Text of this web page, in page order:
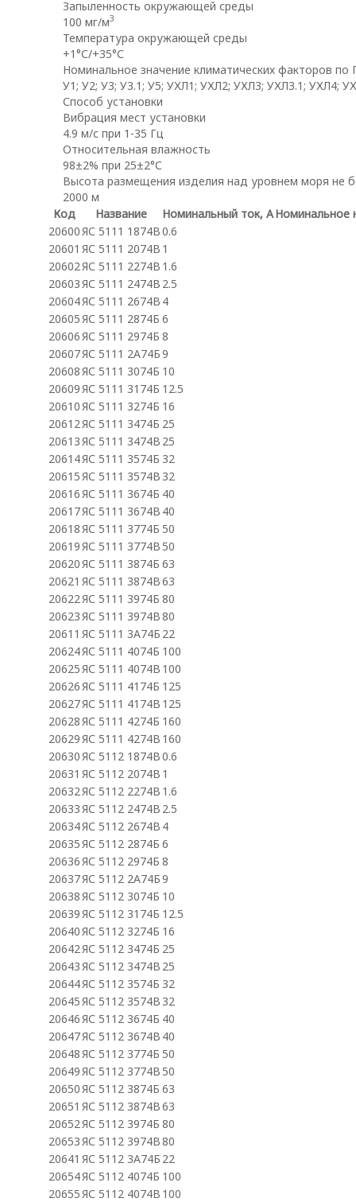
Запыленность окружающей среды
100 мг/м3
Температура окружающей среды
+1°С/+35°С
Номинальное значение климатических факторов по
У1; У2; У3; У3.1; У5; УХЛ1; УХЛ2; УХЛ3; УХЛ3.1; УХЛ4;
Способ установки
Вибрация мест установки
4.9 м/с при 1-35 Гц
Относительная влажность
98±2% при 25±2°С
Высота размещения изделия над уровнем моря не
2000 м
Код
Название Номинальный ток, АНоминальное
20600ЯС 5111 1874В0.6
20601 ЯС 5111 2074В 1
20602ЯС 5111 2274В 1.6
20603ЯС 5111 2474В 2.5
20604ЯС 5111 2674В 4
20605ЯС 5111 2874Б 6
20606ЯС 5111 2974Б 8
20607ЯС 5111 2А74Б9
20608ЯС 5111 3074Б 10
20609ЯС 5111 3174Б 12.5
20610ЯС 5111 3274Б 16
20612ЯС 5111 3474Б 25
20613ЯС 5111 3474В 25
20614ЯС 5111 3574Б 32
20615ЯС 5111 3574В32
20616ЯС 5111 3674Б 40
20617ЯС 5111 3674В 40
20618ЯС 5111 3774Б 50
20619ЯС 5111 3774В50
20620ЯС 5111 3874Б 63
20621 ЯС 5111 3874В63
20622ЯС 5111 3974Б 80
20623ЯС 5111 3974В80
20611 ЯС 5111 3А74Б 22
20624ЯС 5111 4074Б 100
20625ЯС 5111 4074В 100
20626ЯС 5111 4174Б 125
20627ЯС 5111 4174В 125
20628ЯС 5111 4274Б 160
20629ЯС 5111 4274В 160
20630ЯС 5112 1874В0.6
20631 ЯС 5112 2074В 1
20632ЯС 5112 2274В 1.6
20633ЯС 5112 2474В 2.5
20634ЯС 5112 2674В 4
20635ЯС 5112 2874Б 6
20636ЯС 5112 2974Б 8
20637ЯС 5112 2А74Б9
20638ЯС 5112 3074Б 10
20639ЯС 5112 3174Б 12.5
20640ЯС 5112 3274Б 16
20642ЯС 5112 3474Б 25
20643ЯС 5112 3474В 25
20644ЯС 5112 3574Б 32
20645ЯС 5112 3574В32
20646ЯС 5112 3674Б 40
20647ЯС 5112 3674В 40
20648ЯС 5112 3774Б 50
20649ЯС 5112 3774В50
20650ЯС 5112 3874Б 63
20651 ЯС 5112 3874В63
20652ЯС 5112 3974Б 80
20653ЯС 5112 3974В80
20641 ЯС 5112 3А74Б 22
20654ЯС 5112 4074Б 100
20655ЯС 5112 4074В 100